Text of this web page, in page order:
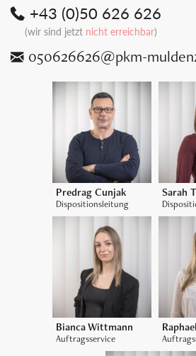
+43 (0)50 626 626
(wir sind jetzt nicht erreichbar)
050626626@pkm-
Predrag Cunjak
Dispositionsleitung
Sarah
Bianca Wittmann
Auftragsservice